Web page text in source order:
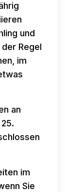
und
Regel
im
an
im
Sie